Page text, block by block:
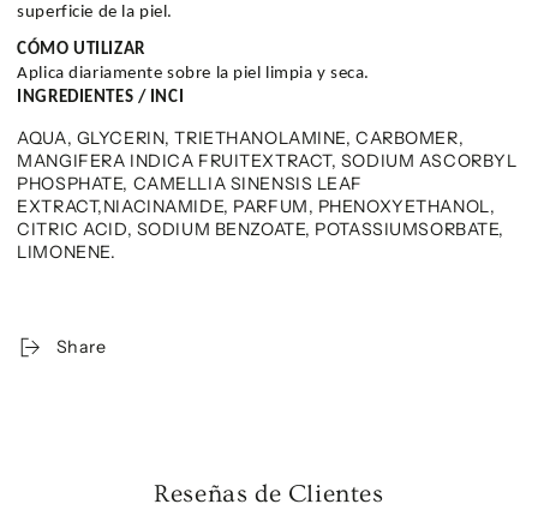
superficie de la piel.
CÓMO UTILIZAR
Aplica diariamente sobre la piel limpia y seca.
INGREDIENTES / INCI
AQUA, GLYCERIN, TRIETHANOLAMINE, CARBOMER,
MANGIFERA INDICA FRUITEXTRACT, SODIUM ASCORBYL
PHOSPHATE, CAMELLIA SINENSIS LEAF
EXTRACT,NIACINAMIDE, PARFUM, PHENOXYETHANOL,
CITRIC ACID, SODIUM BENZOATE, POTASSIUMSORBATE,
LIMONENE.
Share
Reseñas de Clientes